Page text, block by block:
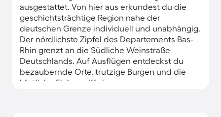
ausgestattet. Von hier aus erkundest du die
geschichtsträchtige Region nahe der
deutschen Grenze individuell und unabhängig.
Der nördlichste Zipfel des Departements Bas-
Rhin grenzt an die Südliche Weinstraße
Deutschlands. Auf Ausflügen entdeckst du
bezaubernde Orte, trutzige Burgen und die
köstliche Elsässer Küche.